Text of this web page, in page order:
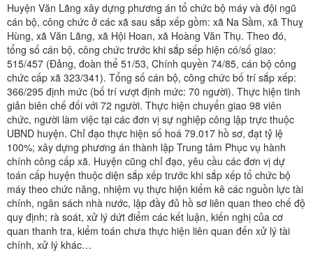
Huyện Văn Lãng xây dựng phương án tổ chức bộ máy và đội ngũ
cán bộ, công chức ở các xã sau sắp xếp gồm: xã Na Sầm, xã Thuỵ
Hùng, xã Văn Lãng, xã Hội Hoan, xã Hoàng Văn Thụ. Theo đó,
tổng số cán bộ, công chức trước khi sắp sếp hiện có/số giao:
515/457 (Đảng, đoàn thể 51/53, Chính quyền 74/85, cán bộ công
chức cấp xã 323/341). Tổng số cán bộ, công chức bố trí sắp xếp:
366/295 định mức (bố trí vượt định mức: 70 người). Thực hiện tinh
giản biên chế đối với 72 người. Thực hiện chuyển giao 98 viên
chức, người làm việc tại các đơn vị sự nghiệp công lập trực thuộc
UBND huyện. Chỉ đạo thực hiện số hoá 79.017 hồ sơ, đạt tỷ lệ
100%; xây dựng phương án thành lập Trung tâm Phục vụ hành
chính công cấp xã. Huyện cũng chỉ đạo, yêu cầu các đơn vị dự
toán cấp huyện thuộc diện sắp xếp trước khi sắp xếp tổ chức bộ
máy theo chức năng, nhiệm vụ thực hiện kiểm kê các nguồn lực tài
chính, ngân sách nhà nước, lập đầy đủ hồ sơ liên quan theo chế độ
quy định; rà soát, xử lý dứt điểm các kết luận, kiến nghị của cơ
quan thanh tra, kiểm toán chưa thực hiện liên quan đến xử lý tài
chính, xử lý khác…